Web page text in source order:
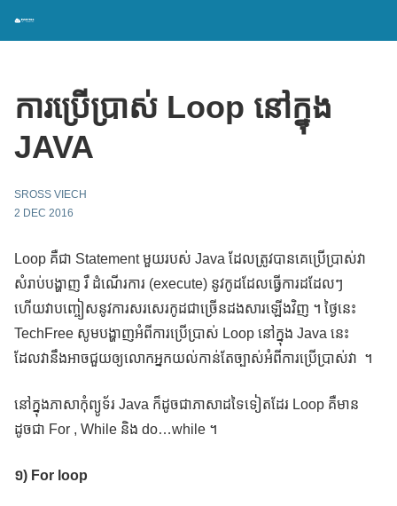
ការប្រើប្រាស់ Loop នៅក្នុង
JAVA
SROSS VIECH
2 DEC 2016
Loop គឺជា Statement មួយរបស់ Java ដែលត្រូវបានគេប្រើប្រាស់វា
សំរាប់បង្ហាញ រឺ ដំណើរការ (execute) នូវកូដដែលធ្វើការដដែលៗ
ហើយវាបញ្ចៀសនូវការសរសេរកូដជាច្រើនដងសារឡើងវិញ ។ ថ្ងៃនេះ
TechFree សូមបង្ហាញអំពីការប្រើប្រាស់ Loop នៅក្នុង Java នេះ
ដែលវានឹងអាចជួយឲ្យលោកអ្នកយល់កាន់តែច្បាស់អំពីការប្រើប្រាស់វា ។
នៅក្នុងភាសាកុំព្យូទ័រ Java ក៏ដូចជាភាសាដទៃទៀតដែរ Loop គឺមាន
ដូចជា For , While និង do…while ។
១) For loop